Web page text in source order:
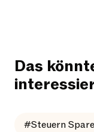
Das
#Steuern